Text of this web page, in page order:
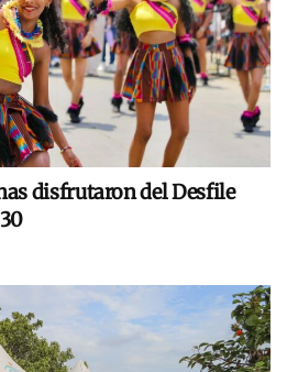
disfrutaron del Desfile